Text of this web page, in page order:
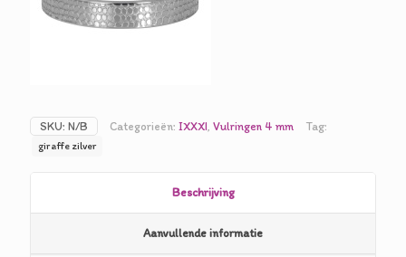
SKU: N/B Categorieën: IXXXI, Vulringen 4 mm Tag:
giraffe zilver
Beschrijving
Aanvullende informatie